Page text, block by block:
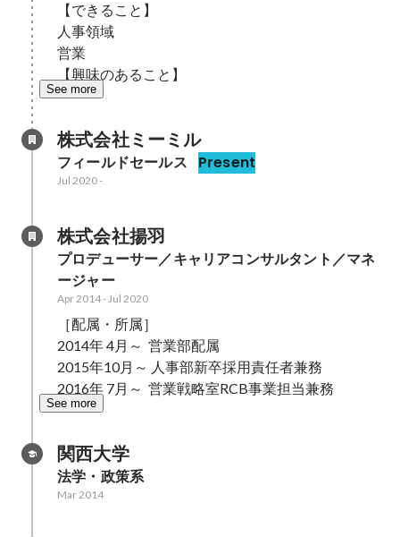
【できること】
人事領域
営業
【興味のあること】
See more
株式会社ミーミル
フィールドセールス Present
Jul 2020-
株式会社揚羽
プロデューサー／キャリアコンサルタント／マネ
ージャー
Apr 2014-Jul 2020
［配属・所属］
2014年 4月～  営業部配属
2015年10月～ 人事部新卒採用責任者兼務
See more
関西大学
法学・政策系
Mar 2014